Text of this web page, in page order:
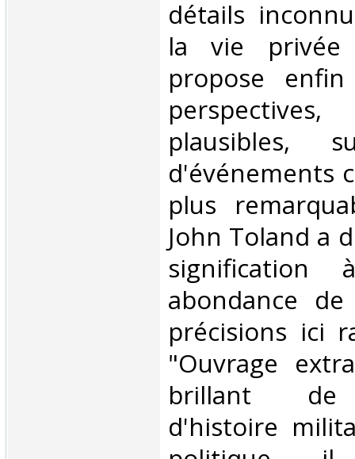
détails
la vie
propose
plausibles,
d'événements
plus
John Toland a
abondance
précisions ici
"Ouvrage
brillant de
d'histoire